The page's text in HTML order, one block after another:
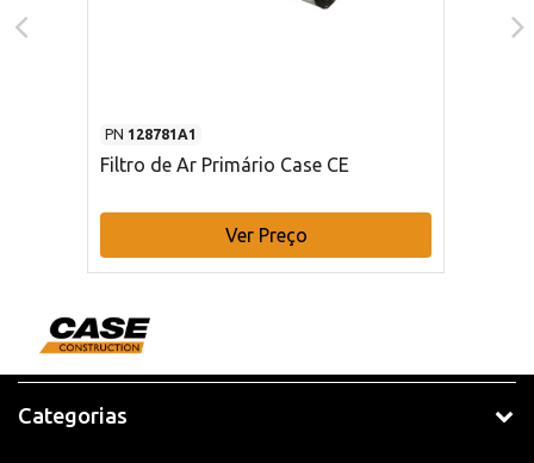
PN 128781A1
Filtro de Ar Primário Case CE
Ver Preço
Categorias